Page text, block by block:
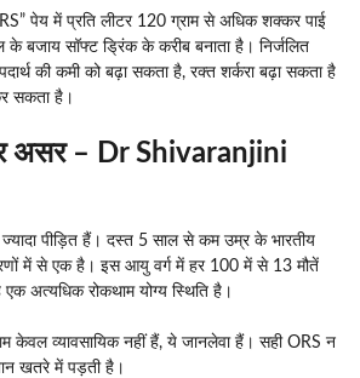
पेय में प्रति लीटर 120 ग्राम से अधिक शक्कर पाई
के बजाय सॉफ्ट ड्रिंक के करीब बनाता है। निर्जलित
की कमी को बढ़ा सकता है, रक्त शर्करा बढ़ा सकता है
सकता है।
असर – Dr Shivaranjini
पीड़ित हैं। दस्त 5 साल से कम उम्र के भारतीय
में से एक है। इस आयु वर्ग में हर 100 में से 13 मौतें
अत्यधिक रोकथाम योग्य स्थिति है।
केवल व्यावसायिक नहीं हैं, ये जानलेवा हैं। सही ORS न
खतरे में पड़ती है।